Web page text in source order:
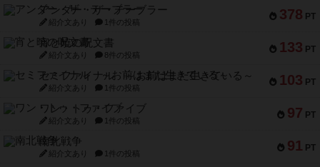
378 PT
アンダー・ザ・テーブラー
紹介文あり 1件の投稿
133 PT
宵と暁の呪文書
紹介文あり 8件の投稿
103 PT
セミファイナル ～お前はまだ生きている～
紹介文あり 1件の投稿
97 PT
ワン・トゥ・ファイブ
紹介文あり 1件の投稿
91 PT
南北戦争
紹介文あり 1件の投稿